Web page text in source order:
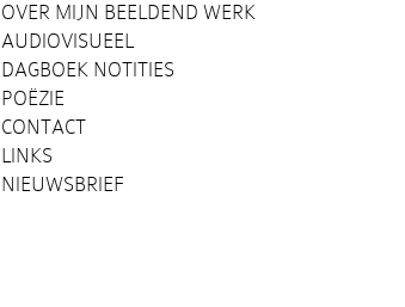
OVER MIJN BEELDEND WERK
AUDIOVISUEEL
DAGBOEK NOTITIES
POËZIE
CONTACT
LINKS
NIEUWSBRIEF